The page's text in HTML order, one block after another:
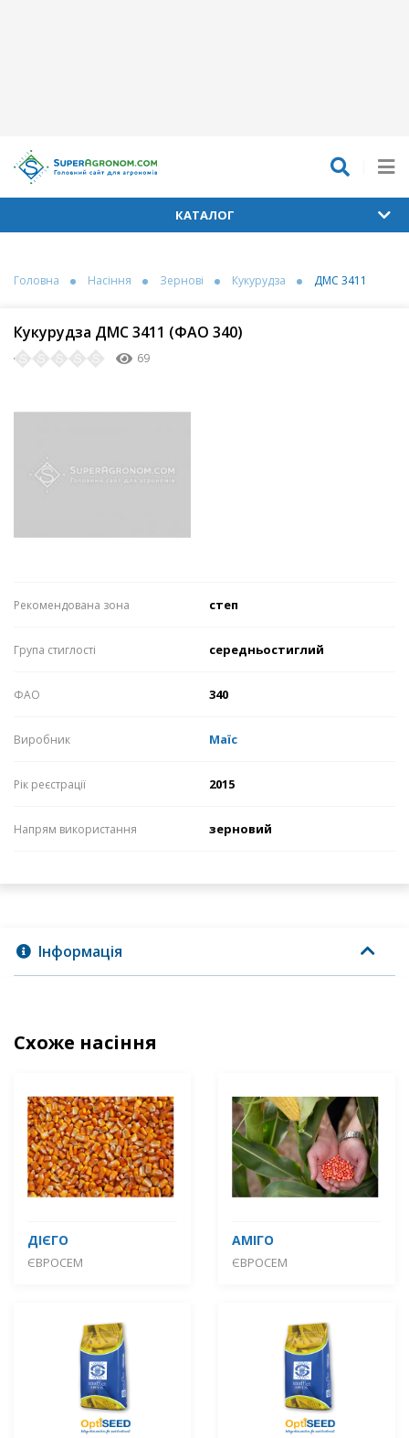
КАТАЛОГ
Головна Насіння Зернові Кукурудза ДМС 3411
Кукурудза ДМС 3411 (ФАО 340)
69
Рекомендована зона степ
Група стиглості середньостиглий
ФАО 340
Виробник Маїс
Рік реєстрації 2015
Напрям використання зерновий
Інформація
Схоже насіння
ДІЄГО
ЄВРОСЕМ
АМІГО
ЄВРОСЕМ